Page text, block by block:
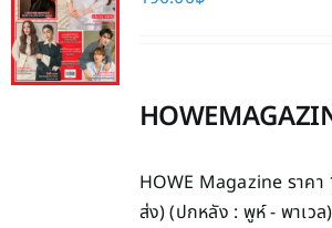
HOWE Magazine ราค
ส่ง) (ปกหลัง : พูห์ - พาเว